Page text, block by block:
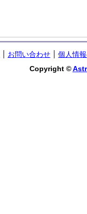
お問い合わせ
個人情
Copyright ©